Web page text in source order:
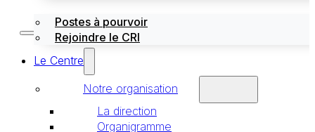
Postes à pourvoir
Rejoindre le CRI
Le Centre
Notre organisation
La direction
Organigramme